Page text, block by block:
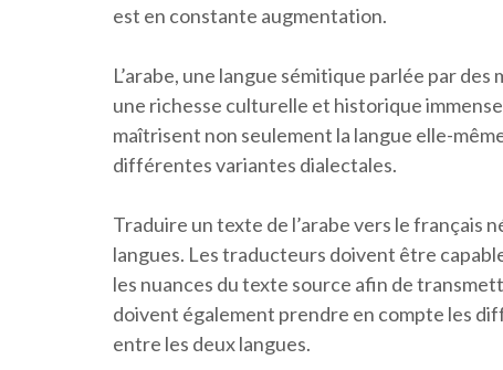
est en constante augmentation.
L’arabe, une langue sémitique parlée par
une richesse culturelle et historique
maîtrisent non seulement la langue elle-
différentes variantes dialectales.
Traduire un texte de l’arabe vers le français
langues. Les traducteurs doivent être
les nuances du texte source afin de
doivent également prendre en compte les
entre les deux langues.